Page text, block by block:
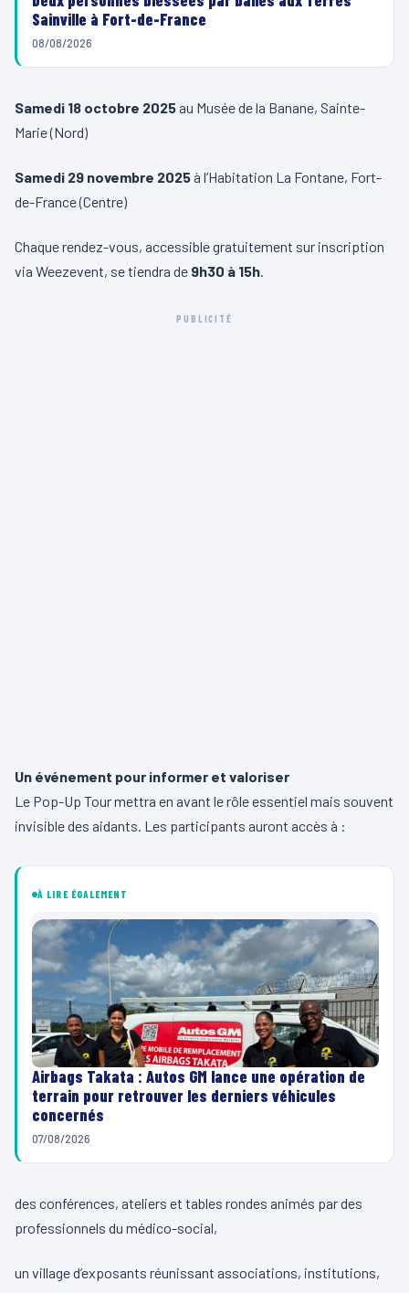
Sainville à Fort-de-France
08/08/2026
Samedi 18 octobre 2025 au Musée de la Banane, Sainte-
Marie (Nord)
Samedi 29 novembre 2025 à l’Habitation La Fontane, Fort-
de-France (Centre)
Chaque rendez-vous, accessible gratuitement sur inscription
via Weezevent, se tiendra de 9h30 à 15h.
PUBLICITÉ
Un événement pour informer et valoriser
Le Pop-Up Tour mettra en avant le rôle essentiel mais souvent
invisible des aidants. Les participants auront accès à :
À LIRE ÉGALEMENT
Airbags Takata : Autos GM lance une opération de
terrain pour retrouver les derniers véhicules
concernés
07/08/2026
des conférences, ateliers et tables rondes animés par des
professionnels du médico-social,
un village d’exposants réunissant associations, institutions,